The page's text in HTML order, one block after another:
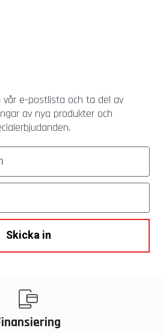
vår e-postlista och ta del av
av nya produkter och
Skicka in